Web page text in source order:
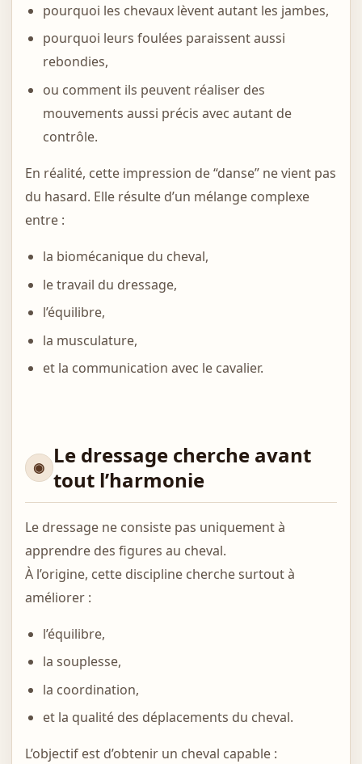
pourquoi les chevaux lèvent autant les jambes,
pourquoi leurs foulées paraissent aussi
rebondies,
ou comment ils peuvent réaliser des
mouvements aussi précis avec autant de
contrôle.
En réalité, cette impression de “danse” ne vient pas
du hasard. Elle résulte d’un mélange complexe
entre :
la biomécanique du cheval,
le travail du dressage,
l’équilibre,
la musculature,
et la communication avec le cavalier.
Le dressage cherche avant
tout l’harmonie
Le dressage ne consiste pas uniquement à
apprendre des figures au cheval.
À l’origine, cette discipline cherche surtout à
améliorer :
l’équilibre,
la souplesse,
la coordination,
et la qualité des déplacements du cheval.
L’objectif est d’obtenir un cheval capable :